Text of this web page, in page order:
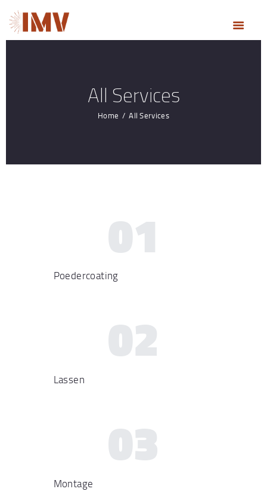
All Services
Home All Services
HOME
ONZE
PRESTATIES
01
Poedercoating
02
Lassen
03
Montage